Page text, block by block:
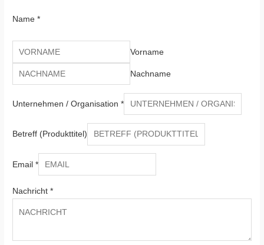
Name*
Vorname
Nachname
Unternehmen / Organisation*
Betreff (Produkttitel)
Email*
Nachricht*